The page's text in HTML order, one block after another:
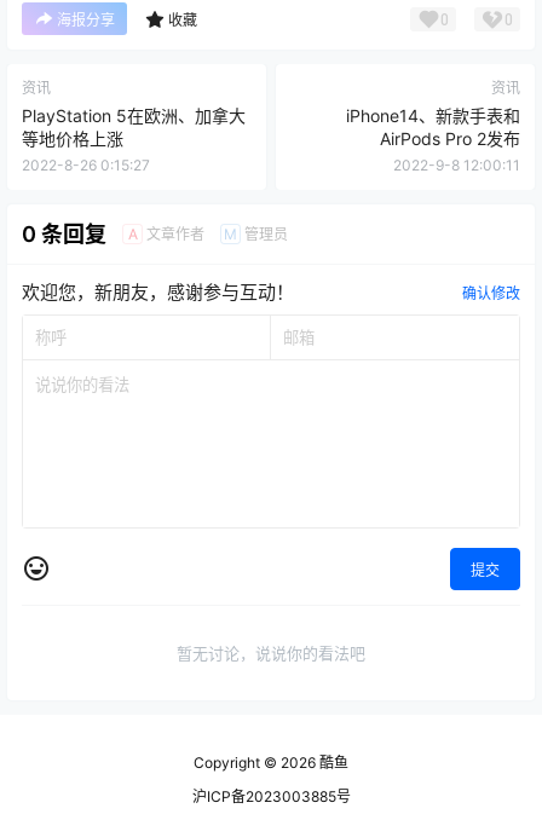
海报分享 收藏 0 0
资讯
PlayStation 5在欧洲、加拿大
等地价格上涨
2022-8-26 0:15:27
资讯
iPhone14、新款手表和
AirPods Pro 2发布
2022-9-8 12:00:11
0 条回复 A 文章作者 M 管理员
欢迎您，新朋友，感谢参与互动！ 确认修改
提交
暂无讨论，说说你的看法吧
Copyright © 2026 酷鱼
沪ICP备2023003885号